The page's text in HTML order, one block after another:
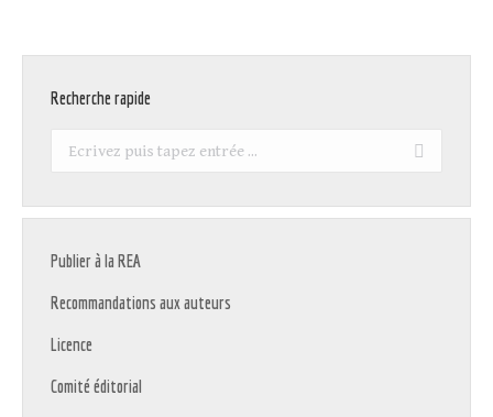
Recherche rapide
Recherche
Publier à la REA
Recommandations aux auteurs
Licence
Comité éditorial